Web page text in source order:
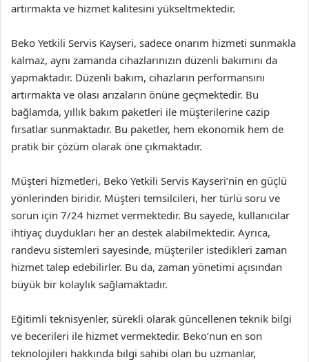
artırmakta ve hizmet kalitesini yükseltmektedir.
Beko Yetkili Servis Kayseri, sadece onarım hizmeti sunmakla
kalmaz, aynı zamanda cihazlarınızın düzenli bakımını da
yapmaktadır. Düzenli bakım, cihazların performansını
artırmakta ve olası arızaların önüne geçmektedir. Bu
bağlamda, yıllık bakım paketleri ile müşterilerine cazip
fırsatlar sunmaktadır. Bu paketler, hem ekonomik hem de
pratik bir çözüm olarak öne çıkmaktadır.
Müşteri hizmetleri, Beko Yetkili Servis Kayseri’nin en güçlü
yönlerinden biridir. Müşteri temsilcileri, her türlü soru ve
sorun için 7/24 hizmet vermektedir. Bu sayede, kullanıcılar
ihtiyaç duydukları her an destek alabilmektedir. Ayrıca,
randevu sistemleri sayesinde, müşteriler istedikleri zaman
hizmet talep edebilirler. Bu da, zaman yönetimi açısından
büyük bir kolaylık sağlamaktadır.
Eğitimli teknisyenler, sürekli olarak güncellenen teknik bilgi
ve becerileri ile hizmet vermektedir. Beko’nun en son
teknolojileri hakkında bilgi sahibi olan bu uzmanlar,